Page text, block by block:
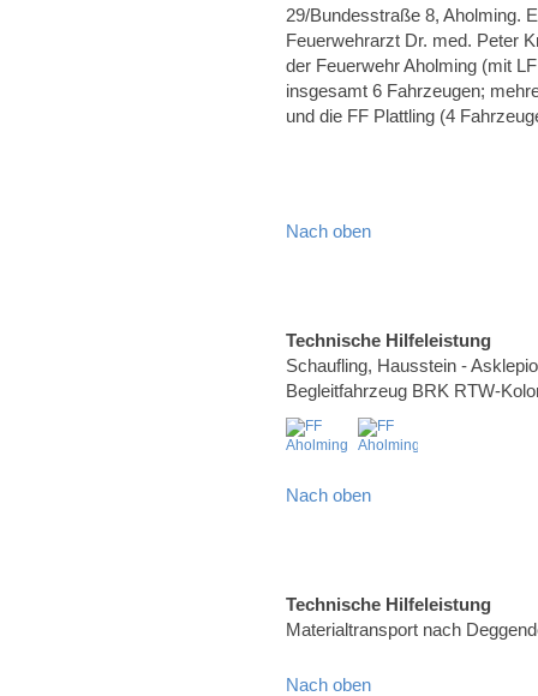
29/Bundesstraße 8, Aholming.
Feuerwehrarzt Dr. med. Peter
der Feuerwehr Aholming (mit
insgesamt 6 Fahrzeugen;
und die FF Plattling (4
Nach oben
Technische Hilfeleistung
Schaufling, Hausstein -
Begleitfahrzeug BRK RTW-
Nach oben
Technische Hilfeleistung
Materialtransport nach
Nach oben